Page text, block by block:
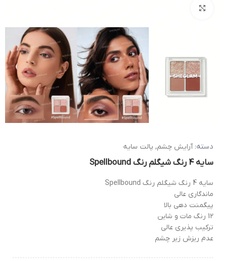
دسته: آرایش چشم, پالت سایه
سایه 4 رنگ شیگلم رنگ Spellbound
سایه 4 رنگ شیگلم رنگ Spellbound
ماندگاری عالی
پیگمنت دهی بالا
12 رنگ مات و شاین
ترکیب پذیری عالی
عدم ریزش زیر چشم